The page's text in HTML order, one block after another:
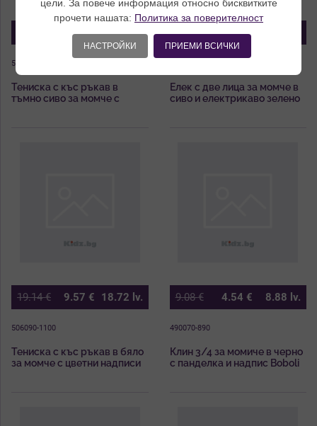
9.57€ 18.72lv.
506179-8116
Тениска с къс ръкав в
тъмно сиво за момче с
47.86€ 23.93€
Елек с две лица за момче в
сиво и електрикаво зелено
19.14€ 9.57 € 18.72 lv.
506090-1100
Тениска с къс ръкав в бяло
за момче с цветни надписи
9.08€ 4.54 € 8.88 lv.
490070-890
Клин 3/4 за момиче в черно
с панделка и надпис Boboli
цели. За повече информация относно бисквитките
прочети нашата: Политика за поверителност
НАСТРОЙКИ ПРИЕМИ ВСИЧКИ